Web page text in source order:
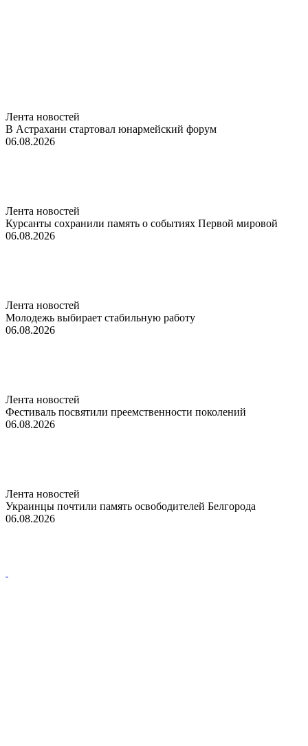
Лента новостей
В Астрахани стартовал юнармейский форум
06.08.2026
Лента новостей
Курсанты сохранили память о событиях Первой мировой
06.08.2026
Лента новостей
Молодежь выбирает стабильную работу
06.08.2026
Лента новостей
Фестиваль посвятили преемственности поколений
06.08.2026
Лента новостей
Украинцы почтили память освободителей Белгорода
06.08.2026